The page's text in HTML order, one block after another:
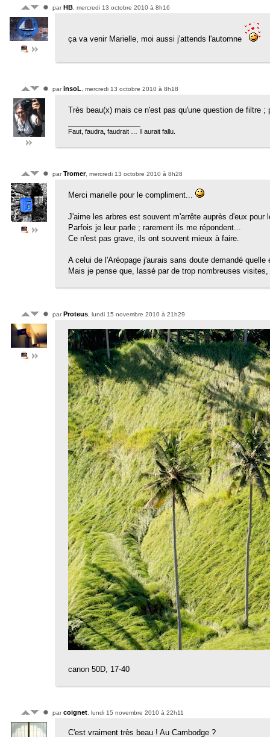
parHB , mercredi 13 octobre 2010 à 8h16
ça va venir Marielle, moi aussi j'attends l'automne
parinsoL , mercredi 13 octobre 2010 à 8h18
Très beau(x) mais ce n'est pas qu'une question de filtre
Faut, faudra, faudrait … Il aurait fallu.
parTromer, mercredi 13 octobre 2010 à 8h28
Merci marielle pour le compliment...
J'aime les arbres est souvent m'arrête auprès d'eux pour
Parfois je leur parle ; rarement ils me répondent...
Ce n'est pas grave, ils ont souvent mieux à faire.
A celui de l'Aréopage j'aurais sans doute demandé
Mais je pense que, lassé par de trop nombreuses
parProteus , lundi 15 novembre 2010 à 21h29
canon 50D, 17-40
parcoignet , lundi 15 novembre 2010 à 22h11
C'est vraiment très beau ! Au Cambodge ?